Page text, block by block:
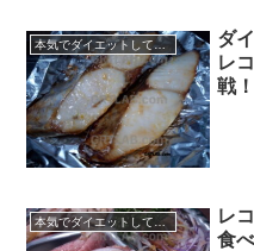
本気でダイエットしてみる60日間！
ダ
レ
戦
本気でダイエットしてみる60日間！
レ
食